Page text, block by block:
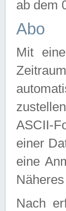
ab dem
Abo
Mit
ASCII-
einer
eine
Nach